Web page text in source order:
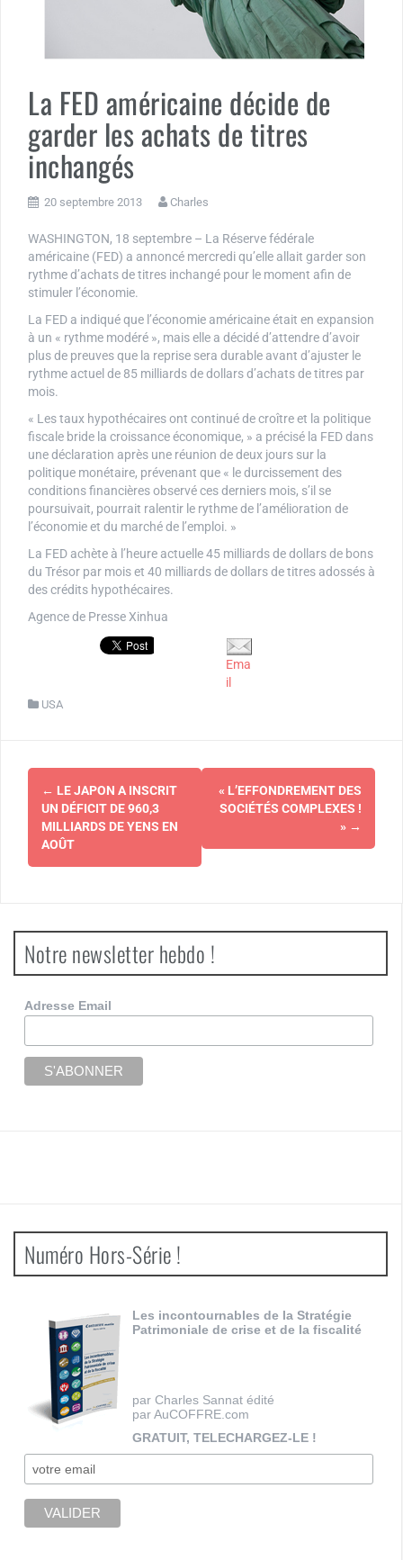
La FED américaine décide de
garder les achats de titres
inchangés
20 septembre 2013 Charles
WASHINGTON, 18 septembre – La Réserve fédérale
américaine (FED) a annoncé mercredi qu’elle allait garder son
rythme d’achats de titres inchangé pour le moment afin de
stimuler l’économie.
La FED a indiqué que l’économie américaine était en expansion
à un « rythme modéré », mais elle a décidé d’attendre d’avoir
plus de preuves que la reprise sera durable avant d’ajuster le
rythme actuel de 85 milliards de dollars d’achats de titres par
mois.
« Les taux hypothécaires ont continué de croître et la politique
fiscale bride la croissance économique, » a précisé la FED dans
une déclaration après une réunion de deux jours sur la
politique monétaire, prévenant que « le durcissement des
conditions financières observé ces derniers mois, s’il se
poursuivait, pourrait ralentir le rythme de l’amélioration de
l’économie et du marché de l’emploi. »
La FED achète à l’heure actuelle 45 milliards de dollars de bons
du Trésor par mois et 40 milliards de dollars de titres adossés à
des crédits hypothécaires.
Agence de Presse Xinhua
Ema
il
USA
Navigation
d'article
← LE JAPON A INSCRIT
UN DÉFICIT DE 960,3
MILLIARDS DE YENS EN
AOÛT
« L’EFFONDREMENT DES
SOCIÉTÉS COMPLEXES !
» →
Notre newsletter hebdo !
Adresse Email
Numéro Hors-Série !
Les incontournables de la Stratégie
Patrimoniale de crise et de la fiscalité
par Charles Sannat édité
par AuCOFFRE.com
GRATUIT, TELECHARGEZ-LE !